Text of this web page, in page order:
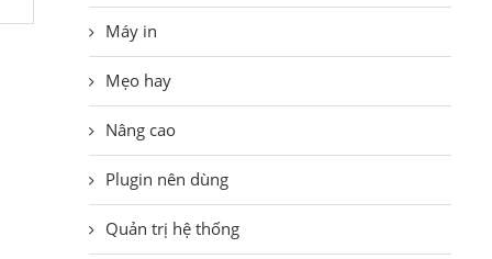
Máy in
Mẹo hay
Nâng cao
Plugin nên dùng
Quản trị hệ thống